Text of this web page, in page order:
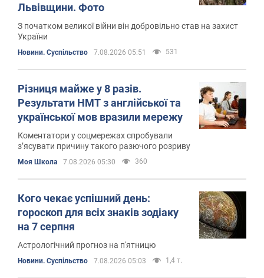
Львівщини. Фото
З початком великої війни він добровільно став на захист
України
Новини. Суспільство 7.08.2026 05:51 531
Різниця майже у 8 разів.
Результати НМТ з англійської та
української мов вразили мережу
Коментатори у соцмережах спробували
з’ясувати причину такого разючого розриву
Моя Школа 7.08.2026 05:30 360
Кого чекає успішний день:
гороскоп для всіх знаків зодіаку
на 7 серпня
Астрологічний прогноз на п'ятницю
Новини. Суспільство 7.08.2026 05:03 1,4 т.